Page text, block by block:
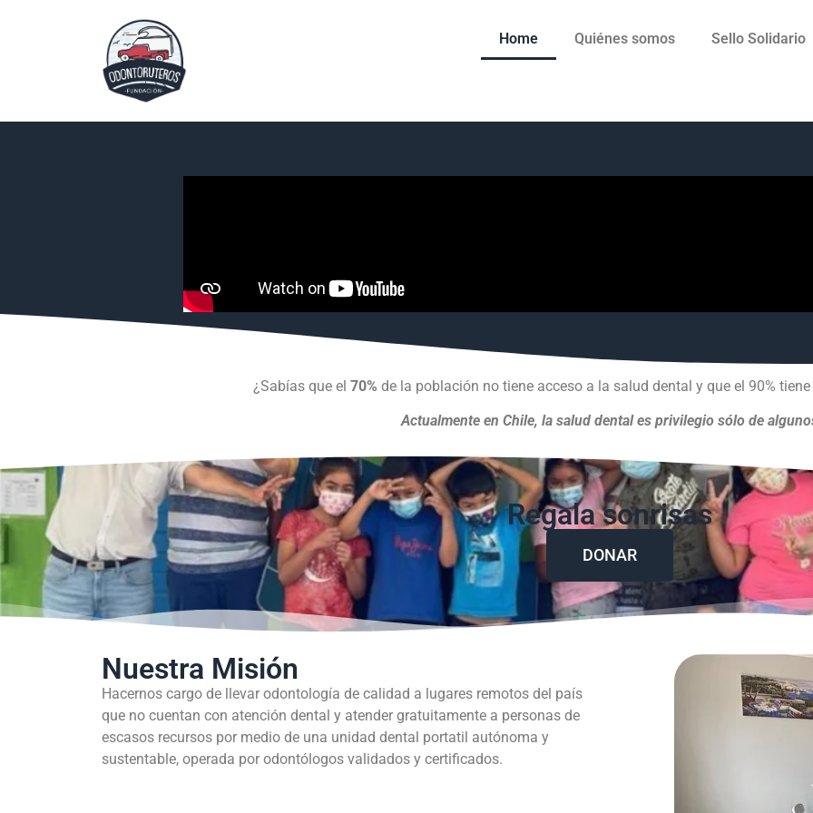
Home Quiénes somos Sello Solidario
¿Sabías que el 70% de la población no tiene acceso a la salud dental y que el 90%
Actualmente en Chile, la salud dental es privilegio sólo de
Regala sonrisas
DONAR
Nuestra Misión
Hacernos cargo de llevar odontología de calidad a lugares remotos del país
que no cuentan con atención dental y atender gratuitamente a personas de
escasos recursos por medio de una unidad dental portatil autónoma y
sustentable, operada por odontólogos validados y certificados.